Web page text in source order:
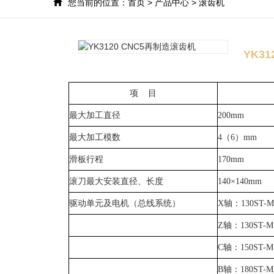
您当前的位置： 首页 > 产品中心 > 滚齿机
项 目
最大加工直径 200mm
最大加工模数 4 （6） mm
滑板行程 170mm
滚刀最大安装直径、长度 140×140mm
驱动单元及电机（总线系统） X轴： 130ST-
Z轴： 130ST-
C轴： 150ST-
B轴： 180ST-